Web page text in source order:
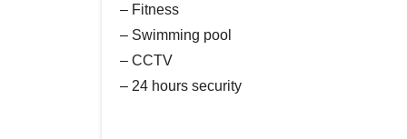
– Fitness
– Swimming pool
– CCTV
– 24 hours security